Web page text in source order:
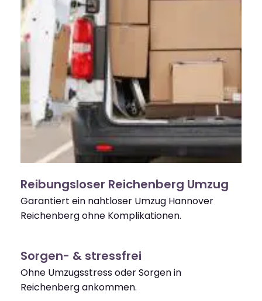
Reibungsloser Reichenberg Umzug
Garantiert ein nahtloser Umzug Hannover
Reichenberg ohne Komplikationen.
Sorgen- & stressfrei
Ohne Umzugsstress oder Sorgen in
Reichenberg ankommen.